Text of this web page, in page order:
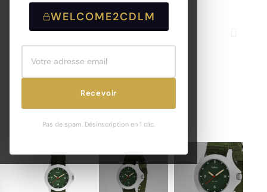
WELCOME2CDLM
Recevoir
Pas de spam. Désinscription en 1 clic.